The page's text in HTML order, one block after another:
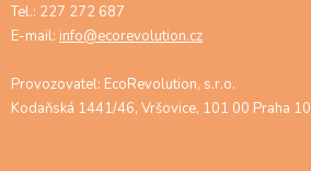
Tel.: 227 272 687
E-mail: info@ecorevolution.cz
Provozovatel: EcoRevolution, s.r.o.
Kodaňská 1441/46, Vršovice, 101 00 Praha 10